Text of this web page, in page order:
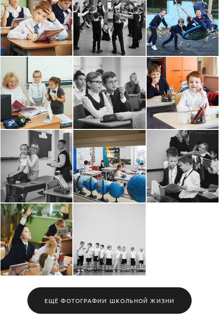
ЕЩЁ ФОТОГРАФИИ ШКОЛЬНОЙ ЖИЗНИ